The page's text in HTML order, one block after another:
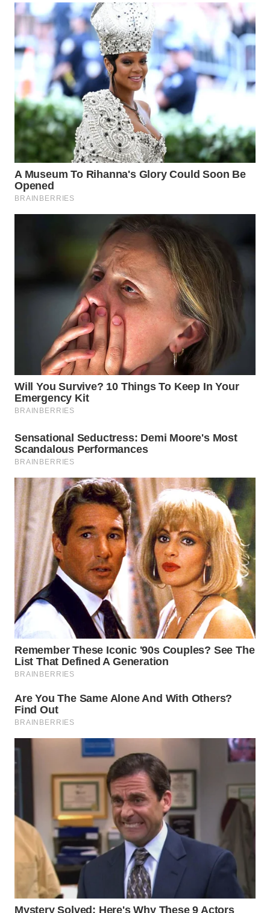
TANGERANG
WN
BINJAI
CIREBON
WN
INDRAMAYU
WN
KUNINGAN
SUKABUMI
WN
PURWAKARTA
WN
PRIANGAN
WN
WN
SOLO
WN
BOROBUDUR
WN
MADURA
SURABAYA
NATUNA
WN
BINTAN
WN
MANDALIKA
LIKUPANG
WN
LABUANBAJO
WN